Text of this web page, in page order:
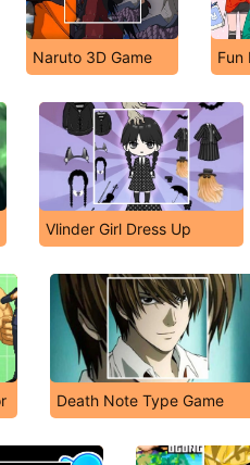
Naruto 3D Game Fun
Vlinder Girl Dress Up
Death Note Type Game